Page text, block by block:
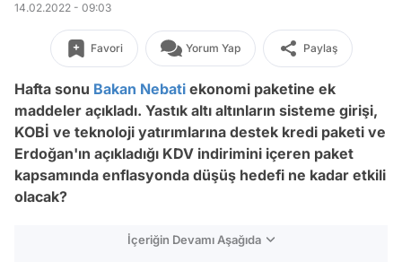
14.02.2022 - 09:03
Favori Yorum Yap Paylaş
Hafta sonu Bakan Nebati ekonomi paketine ek
maddeler açıkladı. Yastık altı altınların sisteme girişi,
KOBİ ve teknoloji yatırımlarına destek kredi paketi ve
Erdoğan'ın açıkladığı KDV indirimini içeren paket
kapsamında enflasyonda düşüş hedefi ne kadar etkili
olacak?
İçeriğin Devamı Aşağıda